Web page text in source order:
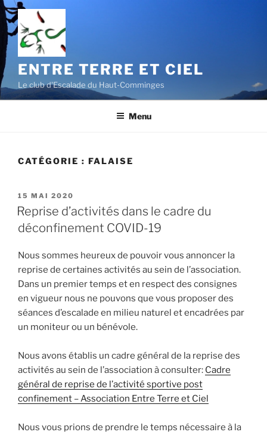
Aller
au
contenu
principal
ENTRE TERRE ET CIEL
Le club d'Escalade du Haut-Comminges
Menu
CATÉGORIE : FALAISE
PUBLIÉ
LE
15 MAI 2020
Reprise d’activités dans le cadre du
déconfinement COVID-19
Nous sommes heureux de pouvoir vous annoncer la
reprise de certaines activités au sein de l’association.
Dans un premier temps et en respect des consignes
en vigueur nous ne pouvons que vous proposer des
séances d’escalade en milieu naturel et encadrées par
un moniteur ou un bénévole.
Nous avons établis un cadre général de la reprise des
activités au sein de l’association à consulter: Cadre
général de reprise de l’activité sportive post
confinement – Association Entre Terre et Ciel
Nous vous prions de prendre le temps nécessaire à la